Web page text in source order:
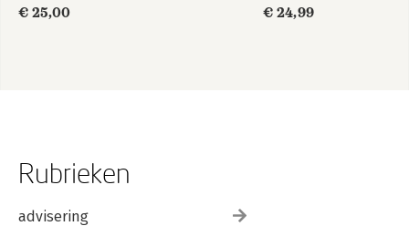
€ 25,00
€ 24,99
Rubrieken
advisering